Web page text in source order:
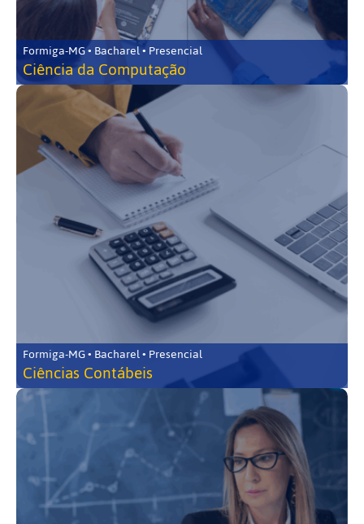
Formiga-MG • Bacharel • Presencial
Ciência da Computação
Formiga-MG • Bacharel • Presencial
Ciências Contábeis